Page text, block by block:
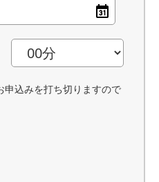
込みを打ち切りますので